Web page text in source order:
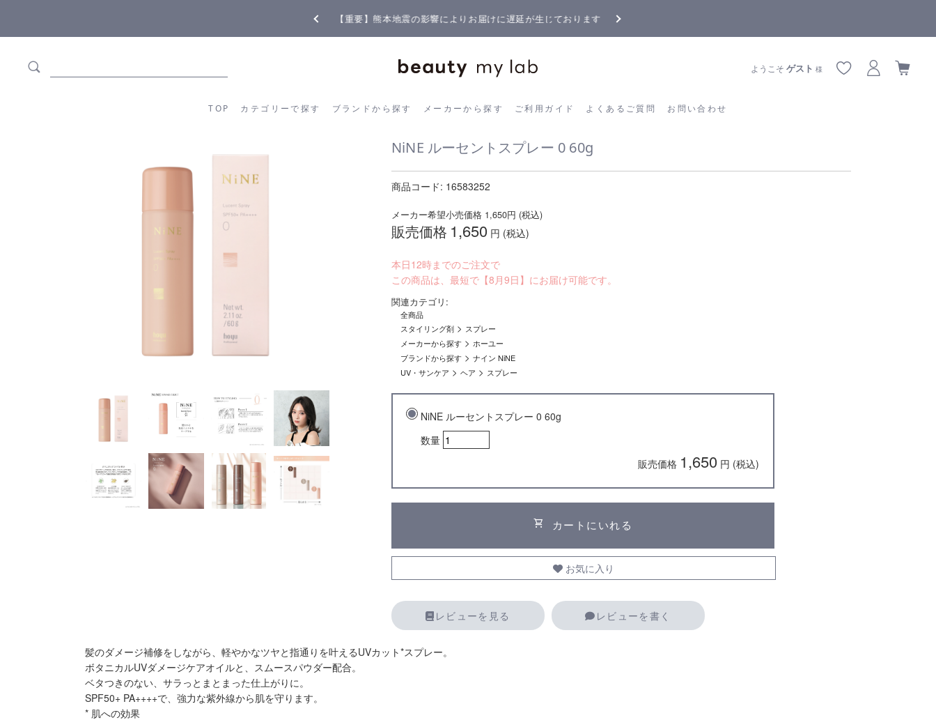
【重要】熊本地震の影響によりお届けに遅延が生じております
TOP カテゴリーで探す ブランドから探す メーカーから探す ご利用ガイド よくあるご質問 お問い合わせ
ようこそゲスト 様
カテゴリーから探す ブランドから探す メーカーから探す ご利用ガイド よくあるご質問
NiNE ルーセントスプレー 0 60g
商品コード: 16583252
メーカー希望小売価格 1,650円 (税込)
販売価格 1,650 円 (税込)
本日12時までのご注文で
この商品は、最短で【8月9日】にお届け可能です。
関連カテゴリ:
全商品
スタイリング剤 > スプレー
メーカーから探す >ホーユー
ブランドから探す >ナイン NiNE
UV・サンケア >ヘア > スプレー
NiNE ルーセントスプレー 0 60g
数量
販売価格 1,650 円 (税込)
shopping_cart カートにいれる
お気に入り
レビューを見る レビューを書く
髪のダメージ補修をしながら、軽やかなツヤと指通りを叶えるUVカット*スプレー。
ボタニカルUVダメージケアオイルと、スムースパウダー配合。
ベタつきのない、サラっとまとまった仕上がりに。
SPF50+ PA++++で、強力な紫外線から肌を守ります。
* 肌への効果